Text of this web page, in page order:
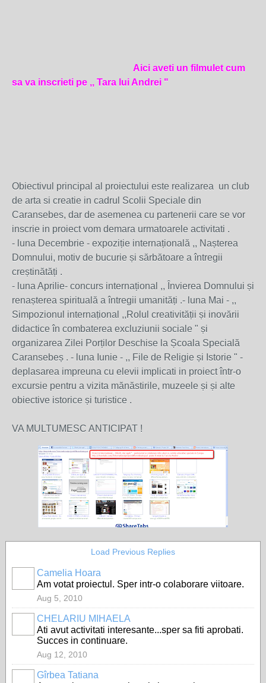
Aici aveti un filmulet cum
sa va inscrieti pe ,, Tara lui Andrei "
Obiectivul principal al proiectului este realizarea un club
de arta si creatie in cadrul Scolii Speciale din
Caransebes, dar de asemenea cu partenerii care se vor
inscrie in proiect vom demara urmatoarele activitati .
- luna Decembrie - expoziție internațională ,, Nașterea
Domnului, motiv de bucurie și sărbătoare a întregii
creștinătăți .
- luna Aprilie- concurs internațional ,, Învierea Domnului și
renașterea spirituală a întregii umanități .- luna Mai - ,,
Simpozionul internațional ,,Rolul creativității și inovării
didactice în combaterea excluziunii sociale " și
organizarea Zilei Porților Deschise la Școala Specială
Caransebeș . - luna Iunie - ,, File de Religie și Istorie " -
deplasarea impreuna cu elevii implicati in proiect într-o
excursie pentru a vizita mănăstirile, muzeele și și alte
obiective istorice și turistice .
VA MULTUMESC ANTICIPAT !
Load Previous Replies
Camelia Hoara
Am votat proiectul. Sper intr-o colaborare viitoare.
Aug 5, 2010
CHELARIU MIHAELA
Ati avut activitati interesante...sper sa fiti aprobati.
Succes in continuare.
Aug 12, 2010
Gîrbea Tatiana